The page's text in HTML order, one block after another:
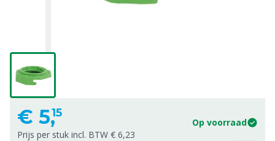
€ 5,15
Op voorraad
Prijs per stuk incl. BTW € 6,23